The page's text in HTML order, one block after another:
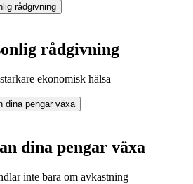
rådgivning
rådgivning
ekonomisk hälsa
dina pengar växa
dina pengar växa
inte bara om avkastning